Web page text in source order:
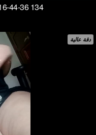
44-36 134
دقة عالية